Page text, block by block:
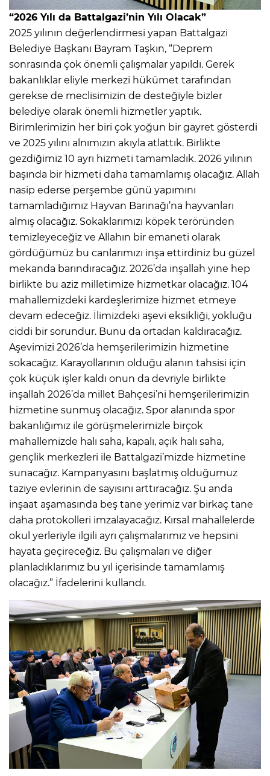
“2026 Yılı da Battalgazi’nin Yılı Olacak”
2025 yılının değerlendirmesi yapan Battalgazi
Belediye Başkanı Bayram Taşkın, “Deprem
sonrasında çok önemli çalışmalar yapıldı. Gerek
bakanlıklar eliyle merkezi hükümet tarafından
gerekse de meclisimizin de desteğiyle bizler
belediye olarak önemli hizmetler yaptık.
Birimlerimizin her biri çok yoğun bir gayret gösterdi
ve 2025 yılını alnımızın akıyla atlattık. Birlikte
gezdiğimiz 10 ayrı hizmeti tamamladık. 2026 yılının
başında bir hizmeti daha tamamlamış olacağız. Allah
nasip ederse perşembe günü yapımını
tamamladığımız Hayvan Barınağı’na hayvanları
almış olacağız. Sokaklarımızı köpek teröründen
temizleyeceğiz ve Allahın bir emaneti olarak
gördüğümüz bu canlarımızı inşa ettirdiniz bu güzel
mekanda barındıracağız. 2026’da inşallah yine hep
birlikte bu aziz milletimize hizmetkar olacağız. 104
mahallemizdeki kardeşlerimize hizmet etmeye
devam edeceğiz. İlimizdeki aşevi eksikliği, yokluğu
ciddi bir sorundur. Bunu da ortadan kaldıracağız.
Aşevimizi 2026’da hemşerilerimizin hizmetine
sokacağız. Karayollarının olduğu alanın tahsisi için
çok küçük işler kaldı onun da devriyle birlikte
inşallah 2026’da millet Bahçesi’ni hemşerilerimizin
hizmetine sunmuş olacağız. Spor alanında spor
bakanlığımız ile görüşmelerimizle birçok
mahallemizde halı saha, kapalı, açık halı saha,
gençlik merkezleri ile Battalgazi’mizde hizmetine
sunacağız. Kampanyasını başlatmış olduğumuz
taziye evlerinin de sayısını arttıracağız. Şu anda
inşaat aşamasında beş tane yerimiz var birkaç tane
daha protokolleri imzalayacağız. Kırsal mahallelerde
okul yerleriyle ilgili ayrı çalışmalarımız ve hepsini
hayata geçireceğiz. Bu çalışmaları ve diğer
planladıklarımız bu yıl içerisinde tamamlamış
olacağız.” İfadelerini kullandı.